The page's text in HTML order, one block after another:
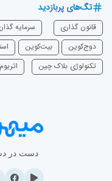
تگ‌های پربازدید
قانون گذاری سرمایه‌
دوج‌کوین
بیت‌کوین
تکنولوژی بلاک چین
اتریوم
دست در